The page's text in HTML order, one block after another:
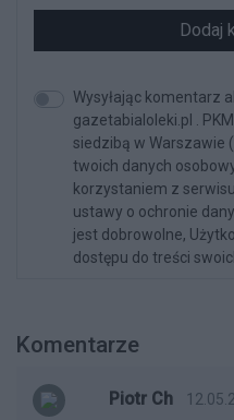
Dodaj
Wysyłając komentarz
gazetabialoleki.pl .
siedzibą w Warszawie
twoich danych
korzystaniem z
ustawy o ochronie
jest dobrowolne,
dostępu do treści
Komentarze
Piotr Ch